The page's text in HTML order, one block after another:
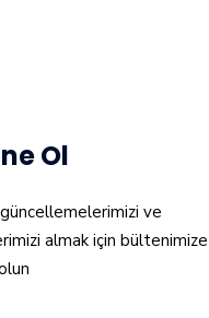
Ol
ve
almak için bültenimize